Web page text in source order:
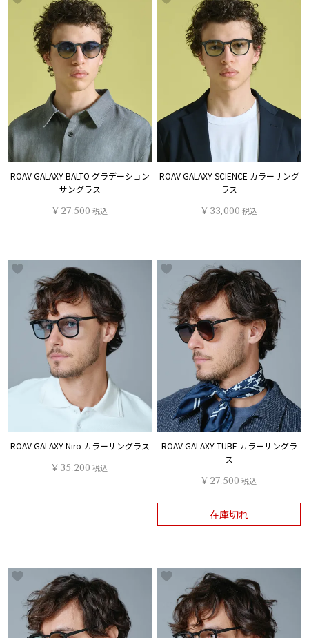
ROAV GALAXY BALTO グラデーション
サングラス
¥ 27,500 税込
ROAV GALAXY SCIENCE カラーサング
ラス
¥ 33,000 税込
ROAV GALAXY Niro カラーサングラス
¥ 35,200 税込
ROAV GALAXY TUBE カラーサングラ
ス
¥ 27,500 税込
在庫切れ